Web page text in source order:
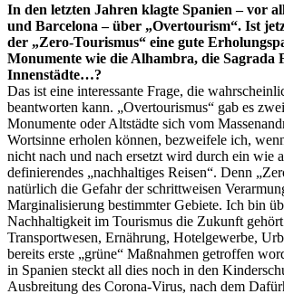
In den letzten Jahren klagte Spanien – vor
und Barcelona – über „Overtourism“. Ist
der „Zero-Tourismus“ eine gute
Monumente wie die Alhambra, die Sagrada
Innenstädte…?
Das ist eine interessante Frage, die
beantworten kann. „Overtourismus“ gab es
Monumente oder Altstädte sich vom
Wortsinne erholen können, bezweifele ich,
nicht nach und nach ersetzt wird durch ein wie
definierendes „nachhaltiges Reisen“. Denn
natürlich die Gefahr der schrittweisen
Marginalisierung bestimmter Gebiete. Ich bin
Nachhaltigkeit im Tourismus die Zukunft
Transportwesen, Ernährung, Hotelgewerbe,
bereits erste „grüne“ Maßnahmen getroffen
in Spanien steckt all dies noch in den
Ausbreitung des Corona-Virus, nach dem